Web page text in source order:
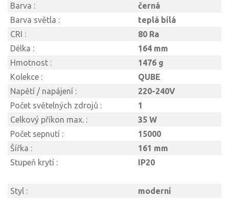
Barva :
černá
Barva světla :
teplá bílá
CRI :
80 Ra
Délka :
164 mm
Hmotnost :
1476 g
Kolekce :
QUBE
Napětí / napájení :
220-240V
Počet světelných zdrojů :
1
Celkový příkon max. :
35 W
Počet sepnutí :
15000
Šířka :
161 mm
Stupeň krytí :
IP20
Styl :
moderní